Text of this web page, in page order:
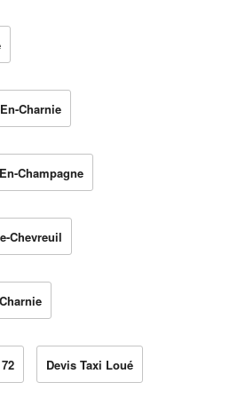
Charnie
Champagne
Chevreuil
Devis Taxi Loué